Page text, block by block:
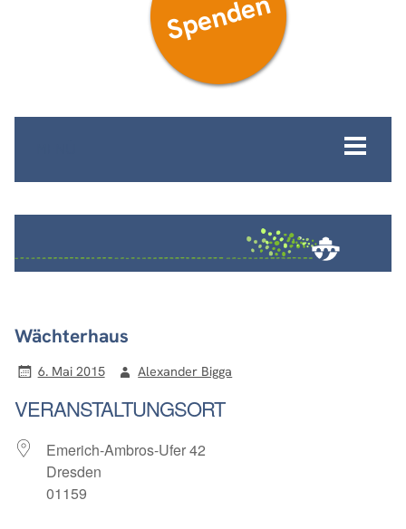
Spenden
Wächterhaus
6. Mai 2015 Alexander Bigga
VERANSTALTUNGSORT
Emerich-Ambros-Ufer 42
Dresden
01159